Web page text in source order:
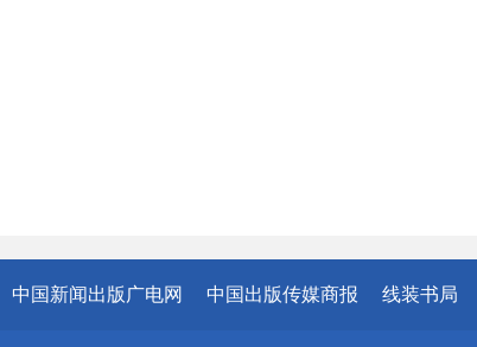
中国新闻出版广电网 中国出版传媒商报 线装书局